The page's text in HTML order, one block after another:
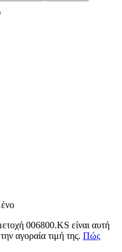
006800.KS είναι αυτή
αγοραία τιμή της. Πώς